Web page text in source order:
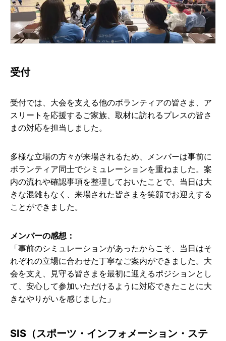
受付
受付では、大会を支える他のボランティアの皆さま、ア
スリートを応援するご家族、取材に訪れるプレスの皆さ
まの対応を担当しました。
多様な立場の方々が来場されるため、メンバーは事前に
ボランティア同士でシミュレーションを重ねました。案
内の流れや確認事項を整理しておいたことで、当日は大
きな混雑もなく、来場された皆さまを笑顔でお迎えする
ことができました。
メンバーの感想：
「事前のシミュレーションがあったからこそ、当日はそ
れぞれの立場に合わせた丁寧なご案内ができました。大
会を支え、見守る皆さまを最初に迎えるポジションとし
て、安心して参加いただけるように対応できたことに大
きなやりがいを感じました」
SIS（スポーツ・インフォメーション・ステ